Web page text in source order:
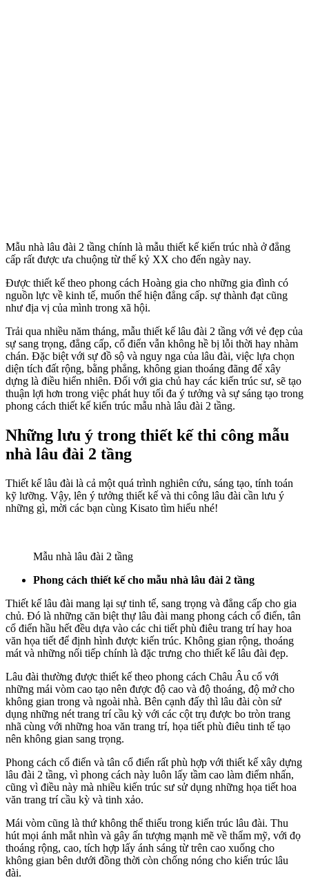
Mẫu nhà lâu đài 2 tầng chính là mẫu thiết kế kiến trúc nhà ở đẳng
cấp rất được ưa chuộng từ thế kỷ XX cho đến ngày nay.
Được thiết kế theo phong cách Hoàng gia cho những gia đình có
nguồn lực về kinh tế, muốn thể hiện đẳng cấp. sự thành đạt cũng
như địa vị của mình trong xã hội.
Trải qua nhiều năm tháng, mẫu thiết kế lâu đài 2 tầng với vẻ đẹp của
sự sang trọng, đẳng cấp, cổ điển vẫn không hề bị lỗi thời hay nhàm
chán. Đặc biệt với sự đồ sộ và nguy nga của lâu đài, việc lựa chọn
diện tích đất rộng, bằng phẳng, không gian thoáng đãng để xây
dựng là điều hiển nhiên. Đối với gia chủ hay các kiến trúc sư, sẽ tạo
thuận lợi hơn trong việc phát huy tối đa ý tưởng và sự sáng tạo trong
phong cách thiết kế kiến trúc mẫu nhà lâu đài 2 tầng.
Những lưu ý trong thiết kế thi công mẫu
nhà lâu đài 2 tầng
Thiết kế lâu đài là cả một quá trình nghiên cứu, sáng tạo, tính toán
kỹ lưỡng. Vậy, lên ý tưởng thiết kế và thi công lâu đài cần lưu ý
những gì, mời các bạn cùng Kisato tìm hiểu nhé!
Mẫu nhà lâu đài 2 tầng
Phong cách thiết kế cho mẫu nhà lâu đài 2 tầng
Thiết kế lâu đài mang lại sự tinh tế, sang trọng và đẳng cấp cho gia
chủ. Đó là những căn biệt thự lâu đài mang phong cách cổ điển, tân
cổ điển hầu hết đều dựa vào các chi tiết phù điêu trang trí hay hoa
văn họa tiết để định hình được kiến trúc. Không gian rộng, thoáng
mát và những nối tiếp chính là đặc trưng cho thiết kế lâu đài đẹp.
Lâu đài thường được thiết kế theo phong cách Châu Âu cổ với
những mái vòm cao tạo nên được độ cao và độ thoáng, độ mở cho
không gian trong và ngoài nhà. Bên cạnh đấy thì lâu đài còn sử
dụng những nét trang trí cầu kỳ với các cột trụ được bo tròn trang
nhã cùng với những hoa văn trang trí, họa tiết phù điêu tinh tế tạo
nên không gian sang trọng.
Phong cách cổ điển và tân cổ điển rất phù hợp với thiết kế xây dựng
lâu đài 2 tầng, vì phong cách này luôn lấy tầm cao làm điểm nhấn,
cũng vì điều này mà nhiều kiến trúc sư sử dụng những họa tiết hoa
văn trang trí cầu kỳ và tinh xảo.
Mái vòm cũng là thứ không thể thiếu trong kiến trúc lâu đài. Thu
hút mọi ánh mắt nhìn và gây ấn tượng mạnh mẽ về thẩm mỹ, với đọ
thoáng rộng, cao, tích hợp lấy ánh sáng từ trên cao xuống cho
không gian bên dưới đồng thời còn chống nóng cho kiến trúc lâu
đài.